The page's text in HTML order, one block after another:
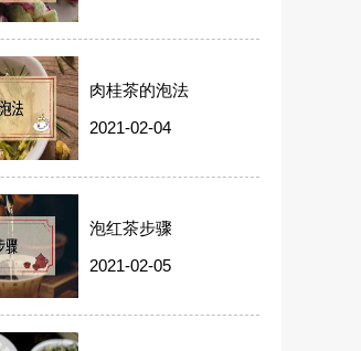
肉桂茶的泡法
2021-02-04
泡红茶步骤
2021-02-05